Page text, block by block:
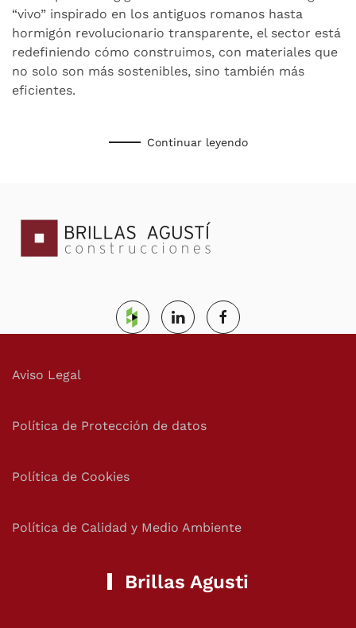
A
LA
INNOVACIÓN
TRANSPARENTE
“vivo” inspirado en los antiguos romanos hasta
hormigón revolucionario transparente, el sector está
redefiniendo cómo construimos, con materiales que
no solo son más sostenibles, sino también más
eficientes.
Continuar leyendo
Aviso Legal
Política de Protección de datos
Política de Cookies
Política de Calidad y Medio Ambiente
Brillas Agusti